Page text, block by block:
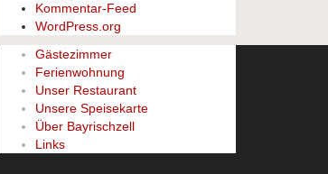
Kommentar-Feed
WordPress.org
Gästezimmer
Ferienwohnung
Unser Restaurant
Unsere Speisekarte
Über Bayrischzell
Links